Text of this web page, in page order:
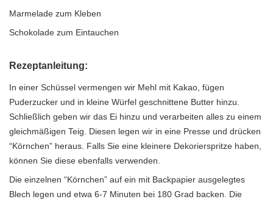
Marmelade zum Kleben
Schokolade zum Eintauchen
Rezeptanleitung:
In einer Schüssel vermengen wir Mehl mit Kakao, fügen
Puderzucker und in kleine Würfel geschnittene Butter hinzu.
Schließlich geben wir das Ei hinzu und verarbeiten alles zu einem
gleichmäßigen Teig. Diesen legen wir in eine Presse und drücken
“Körnchen” heraus. Falls Sie eine kleinere Dekorierspritze haben,
können Sie diese ebenfalls verwenden.
Die einzelnen “Körnchen” auf ein mit Backpapier ausgelegtes
Blech legen und etwa 6-7 Minuten bei 180 Grad backen. Die